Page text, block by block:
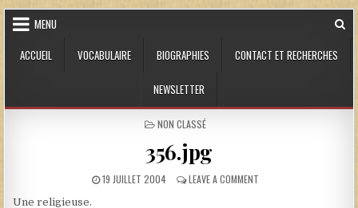
Skip to content
MENU
ACCUEIL
VOCABULAIRE BIOGRAPHIES CONTACT ET RECHERCHES
NEWSLETTER
POSTED IN
NON CLASSÉ
356.jpg
PUBLISHED DATE:
19 JUILLET 2004 LEAVE A COMMENTON 356.JPG
Une religieuse.